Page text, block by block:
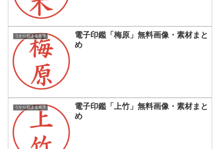
うから始まる名字
電子印鑑「梅原」無料画像・素材まと
め
うから始まる名字
電子印鑑「上竹」無料画像・素材まと
め